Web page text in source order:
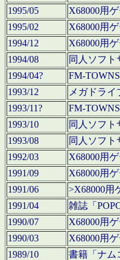
1995/05
X68000用
1995/02
X68000用
1994/12
X68000用
1994/08
同人ソフト
1994/04?
FM-
1993/12
メガドラ
1993/11?
FM-
1993/10
同人ソフト
1993/08
同人ソフト
1992/03
X68000用
1991/09
X68000用
1991/06
>X68000用
1991/04
雑誌「
1990/07
X68000用
1990/03
X68000用
1989/10
書籍「ナム